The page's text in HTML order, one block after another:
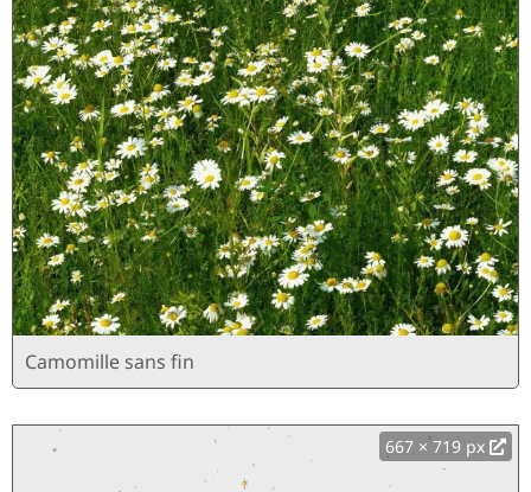
Camomille sans fin
667 × 719 px